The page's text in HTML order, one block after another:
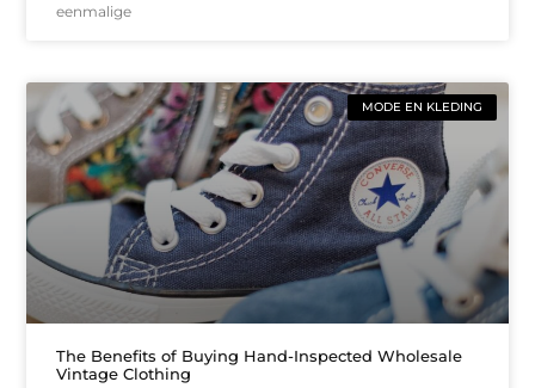
eenmalige
MODE EN KLEDING
The Benefits of Buying Hand-Inspected Wholesale
Vintage Clothing